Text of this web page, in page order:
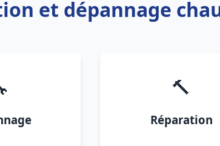
et dépannage
🔨
Réparation